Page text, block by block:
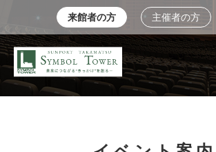
来館者の方 主催者の方